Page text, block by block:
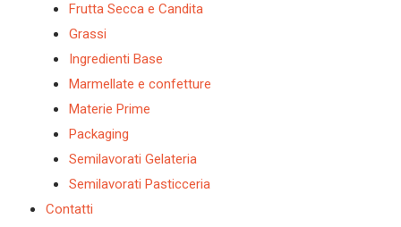
Frutta Secca e Candita
Grassi
Ingredienti Base
Marmellate e confetture
Materie Prime
Packaging
Semilavorati Gelateria
Semilavorati Pasticceria
Contatti